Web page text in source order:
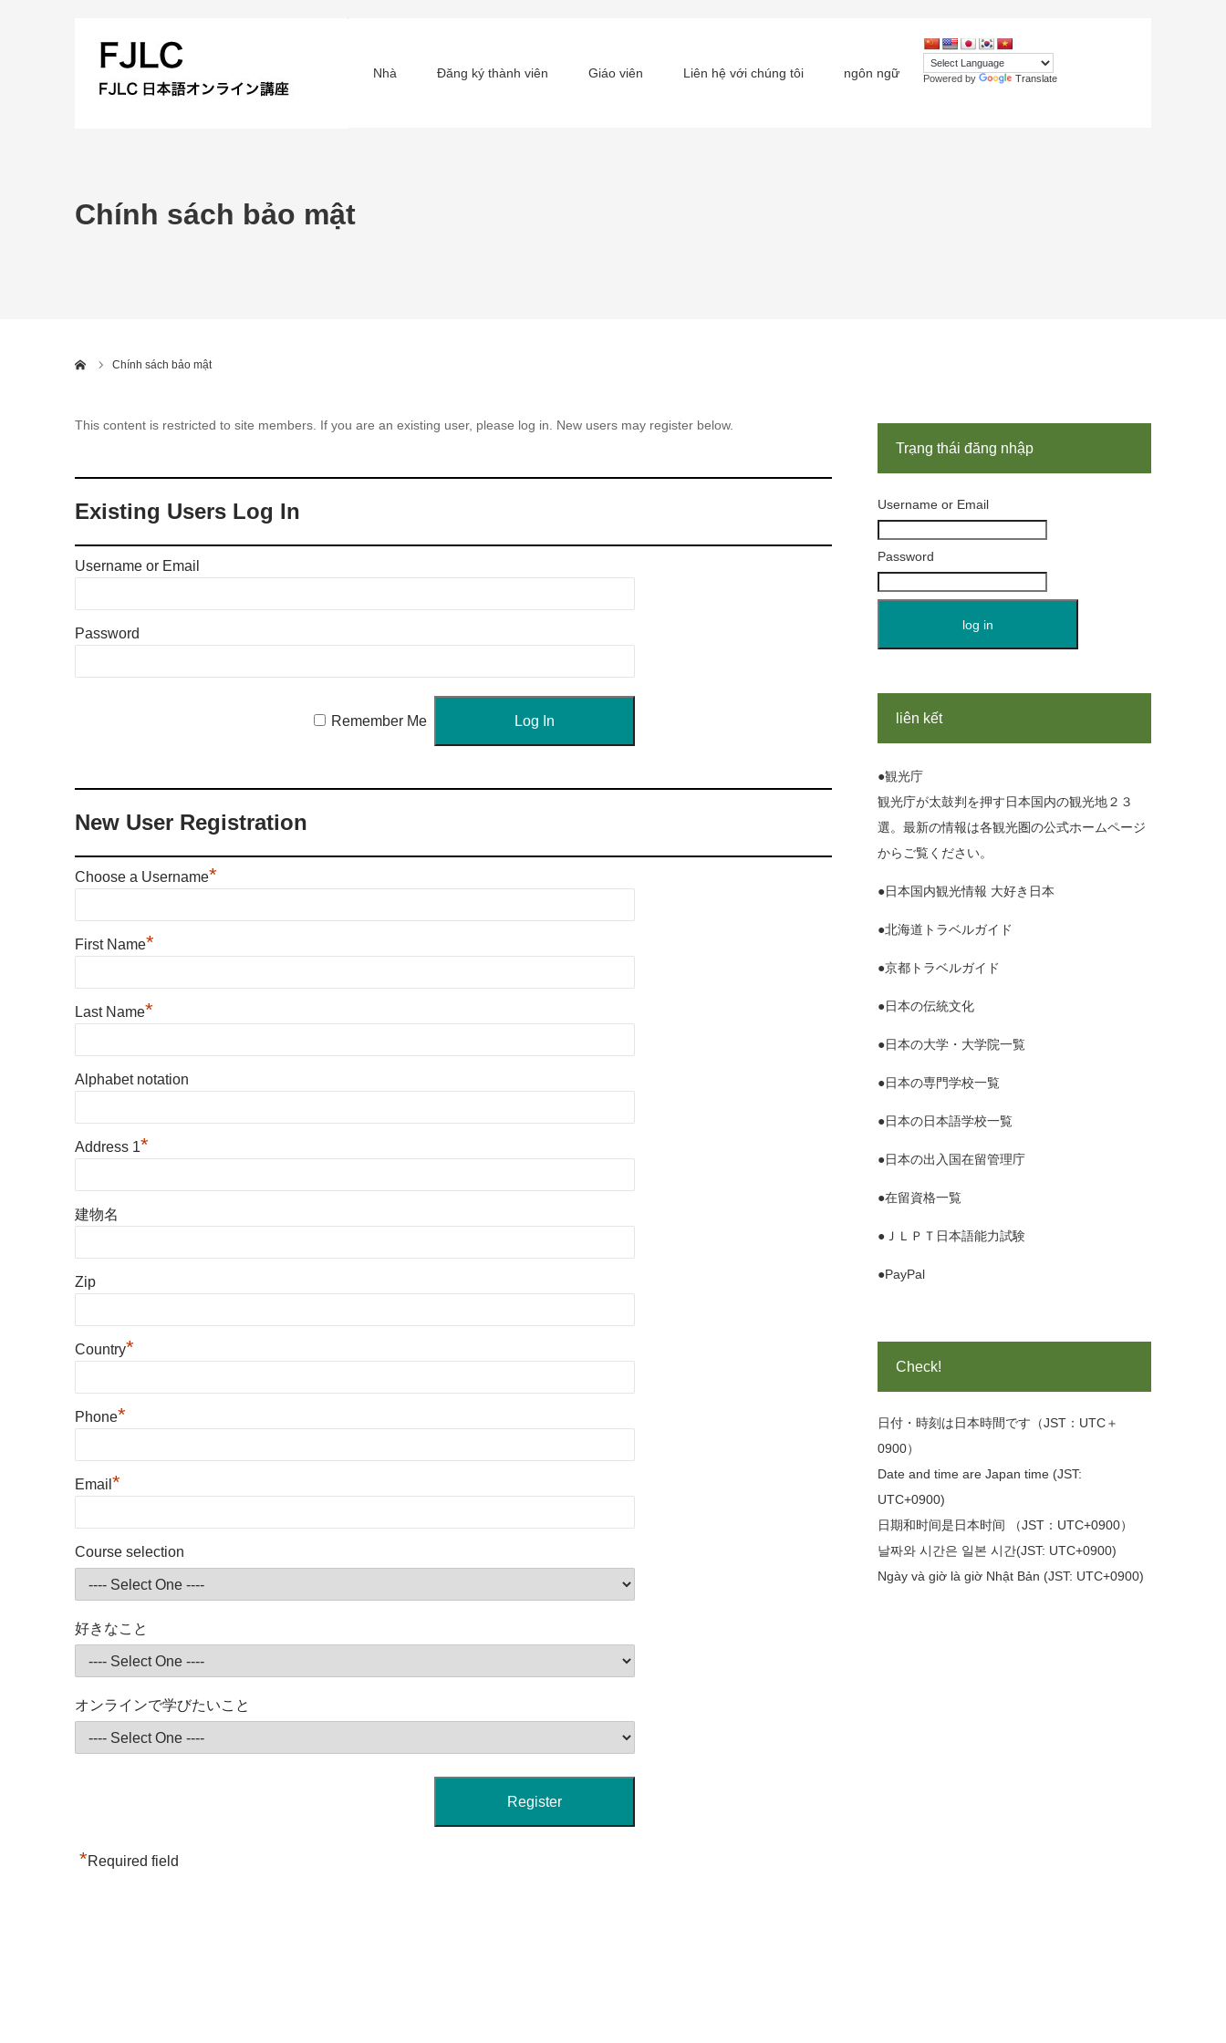
Nhà Đăng ký thành viên Giáo viên Liên hệ với chúng tôi ngôn ngữ Powered by Translate
Chính sách bảo mật
Chính sách bảo mật
This content is restricted to site members. If you are an existing user, please log in. New users may register below.
Existing Users Log In
Username or Email
Password
Remember Me
New User Registration
Choose a Username*
First Name*
Last Name*
Alphabet notation
Address 1*
建物名
Zip
Country*
Phone*
Email *
Course selection
好きなこと
オンラインで学びたいこと
*Required field
Trạng thái đăng nhập
Username or Email
Password
liên kết
●観光庁
観光庁が太鼓判を押す日本国内の観光地２３
選。最新の情報は各観光圏の公式ホームページ
からご覧ください。
●日本国内観光情報 大好き日本
●北海道トラベルガイド
●京都トラベルガイド
●日本の伝統文化
●日本の大学・大学院一覧
●日本の専門学校一覧
●日本の日本語学校一覧
●日本の出入国在留管理庁
●在留資格一覧
●ＪＬＰＴ日本語能力試験
●PayPal
Check!
日付・時刻は日本時間です（JST：UTC＋
0900）
Date and time are Japan time (JST:
UTC+0900)
日期和时间是日本时间 （JST：UTC+0900）
날짜와 시간은 일본 시간(JST: UTC+0900)
Ngày và giờ là giờ Nhật Bản (JST: UTC+0900)